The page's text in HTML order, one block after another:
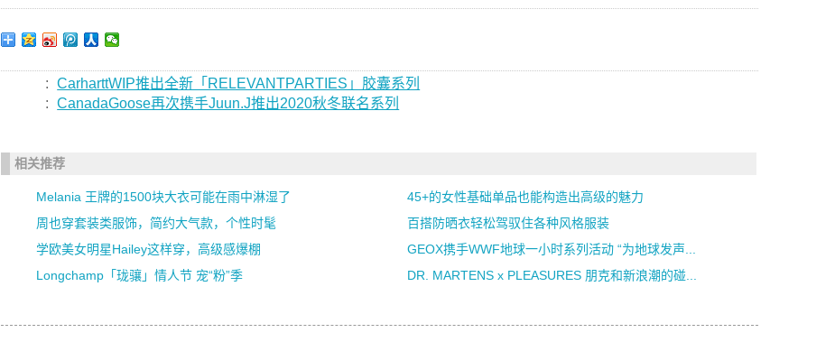
:
CarharttWIP推出全新「RELEVANTPARTIES」胶囊系列
:
CanadaGoose再次携手Juun.J推出2020秋冬联名系列
相关推荐
Melania 王牌的1500块大衣可能在雨中淋湿了
45+的女性基础单品也能构造出高级的魅力
周也穿套装类服饰，简约大气款，个性时髦
百搭防晒衣轻松驾驭住各种风格服装
学欧美女明星Hailey这样穿，高级感爆棚
GEOX携手WWF地球一小时系列活动 “为地球发声...
Longchamp「珑骧」情人节 宠“粉”季
DR. MARTENS x PLEASURES 朋克和新浪潮的碰...